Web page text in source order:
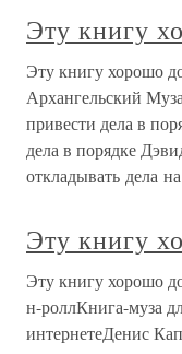
Эту книгу
Эту книгу хорошо
Архангельский
привести дела в
дела в порядке
откладывать дела
Эту книгу
Эту книгу хорошо
н-роллКнига-муза
интернетеДенис